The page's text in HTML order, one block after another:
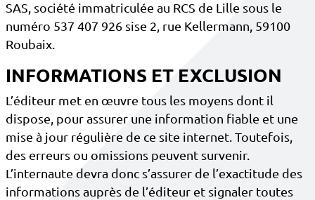
SAS, société immatriculée au RCS de Lille sous le
numéro 537 407 926 sise 2, rue Kellermann, 59100
Roubaix.
INFORMATIONS ET EXCLUSION
L’éditeur met en œuvre tous les moyens dont il
dispose, pour assurer une information fiable et une
mise à jour régulière de ce site internet. Toutefois,
des erreurs ou omissions peuvent survenir.
L’internaute devra donc s’assurer de l’exactitude des
informations auprès de l’éditeur et signaler toutes